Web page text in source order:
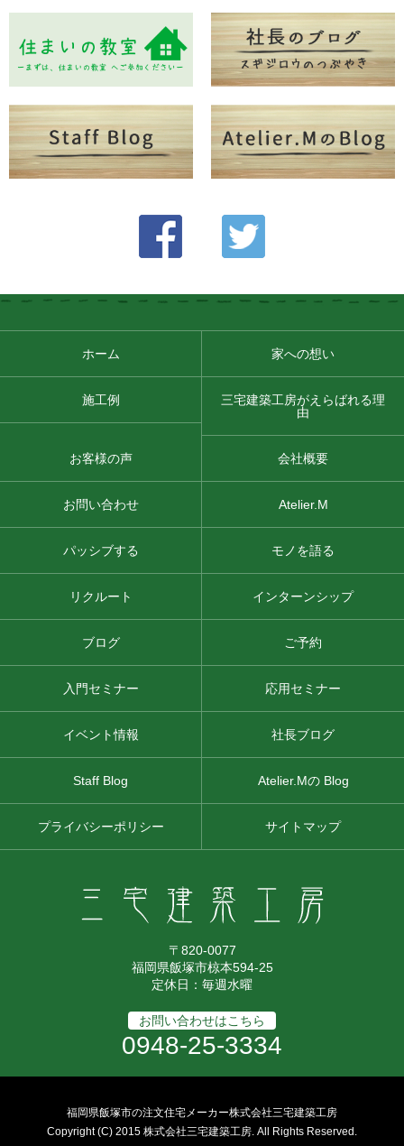
ホーム 家への想い
施工例
三宅建築工房がえらばれる理
由
お客様の声 会社概要
お問い合わせ Atelier.M
パッシブする モノを語る
リクルート インターンシップ
ブログ ご予約
入門セミナー 応用セミナー
イベント情報 社長ブログ
Staff Blog Atelier.Mの Blog
プライバシーポリシー サイトマップ
〒820-0077
福岡県飯塚市椋本594-25
定休日：毎週水曜
お問い合わせはこちら
0948-25-3334
福岡県飯塚市の注文住宅メーカー株式会社三宅建築工房
Copyright (C) 2015 株式会社三宅建築工房. All Rights Reserved.